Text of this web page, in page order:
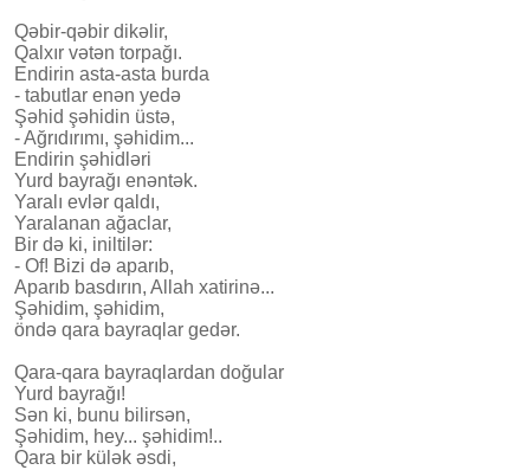
Qəbir-qəbir dikəlir,
Qalxır vətən torpağı.
Endirin asta-asta burda
- tabutlar enən yedə
Şəhid şəhidin üstə,
- Ağrıdırımı, şəhidim...
Endirin şəhidləri
Yurd bayrağı enəntək.
Yaralı evlər qaldı,
Yaralanan ağaclar,
Bir də ki, iniltilər:
- Of! Bizi də aparıb,
Aparıb basdırın, Allah xatirinə...
Şəhidim, şəhidim,
öndə qara bayraqlar gedər.
Qara-qara bayraqlardan doğular
Yurd bayrağı!
Sən ki, bunu bilirsən,
Şəhidim, hey... şəhidim!..
Qara bir külək əsdi,